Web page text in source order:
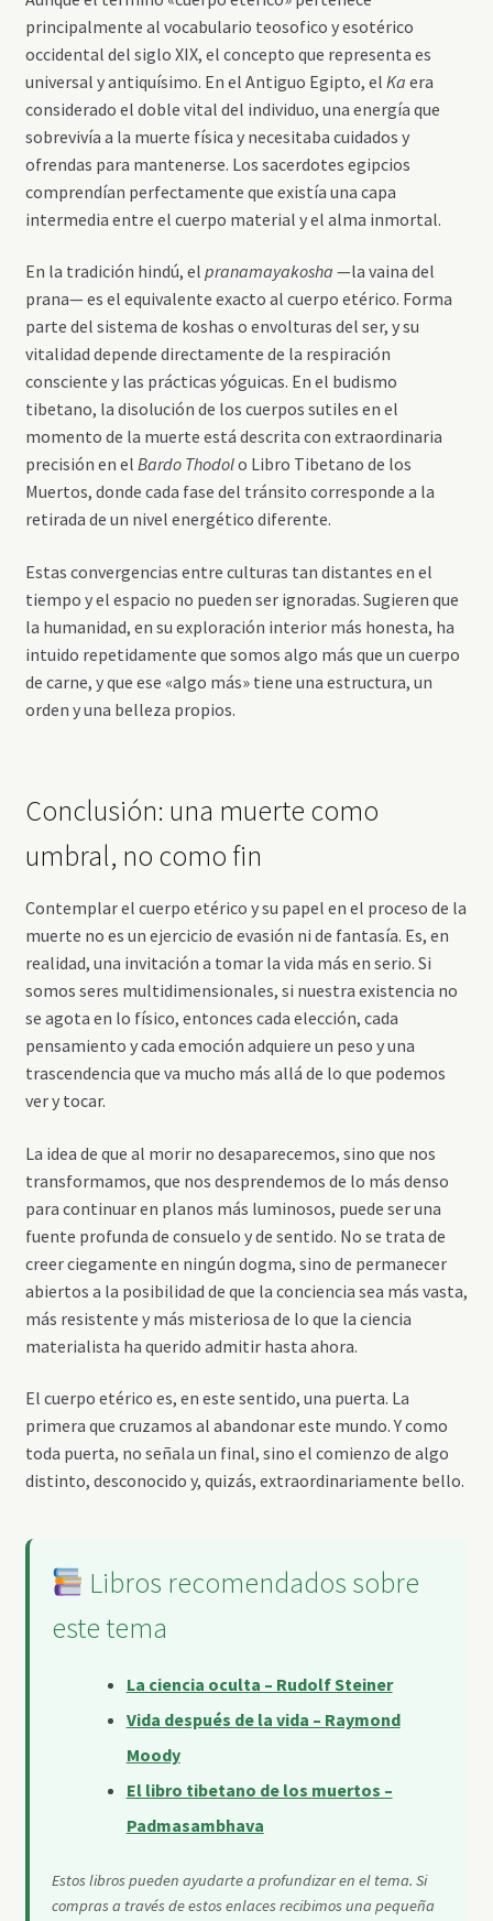
principalmente al vocabulario teosofico y esotérico
occidental del siglo XIX, el concepto que representa es
universal y antiquísimo. En el Antiguo Egipto, el Ka era
considerado el doble vital del individuo, una energía que
sobrevivía a la muerte física y necesitaba cuidados y
ofrendas para mantenerse. Los sacerdotes egipcios
comprendían perfectamente que existía una capa
intermedia entre el cuerpo material y el alma inmortal.
En la tradición hindú, el pranamayakosha —la vaina del
prana— es el equivalente exacto al cuerpo etérico. Forma
parte del sistema de koshas o envolturas del ser, y su
vitalidad depende directamente de la respiración
consciente y las prácticas yóguicas. En el budismo
tibetano, la disolución de los cuerpos sutiles en el
momento de la muerte está descrita con extraordinaria
precisión en el Bardo Thodolo Libro Tibetano de los
Muertos, donde cada fase del tránsito corresponde a la
retirada de un nivel energético diferente.
Estas convergencias entre culturas tan distantes en el
tiempo y el espacio no pueden ser ignoradas. Sugieren que
la humanidad, en su exploración interior más honesta, ha
intuido repetidamente que somos algo más que un cuerpo
de carne, y que ese «algo más» tiene una estructura, un
orden y una belleza propios.
Conclusión: una muerte como
umbral, no como fin
Contemplar el cuerpo etérico y su papel en el proceso de la
muerte no es un ejercicio de evasión ni de fantasía. Es, en
realidad, una invitación a tomar la vida más en serio. Si
somos seres multidimensionales, si nuestra existencia no
se agota en lo físico, entonces cada elección, cada
pensamiento y cada emoción adquiere un peso y una
trascendencia que va mucho más allá de lo que podemos
ver y tocar.
La idea de que al morir no desaparecemos, sino que nos
transformamos, que nos desprendemos de lo más denso
para continuar en planos más luminosos, puede ser una
fuente profunda de consuelo y de sentido. No se trata de
creer ciegamente en ningún dogma, sino de permanecer
abiertos a la posibilidad de que la conciencia sea más vasta,
más resistente y más misteriosa de lo que la ciencia
materialista ha querido admitir hasta ahora.
El cuerpo etérico es, en este sentido, una puerta. La
primera que cruzamos al abandonar este mundo. Y como
toda puerta, no señala un final, sino el comienzo de algo
distinto, desconocido y, quizás, extraordinariamente bello.
Libros recomendados sobre
este tema
La ciencia oculta – Rudolf Steiner
Vida después de la vida – Raymond
Moody
El libro tibetano de los muertos –
Padmasambhava
Estos libros pueden ayudarte a profundizar en el tema. Si
compras a través de estos enlaces recibimos una pequeña